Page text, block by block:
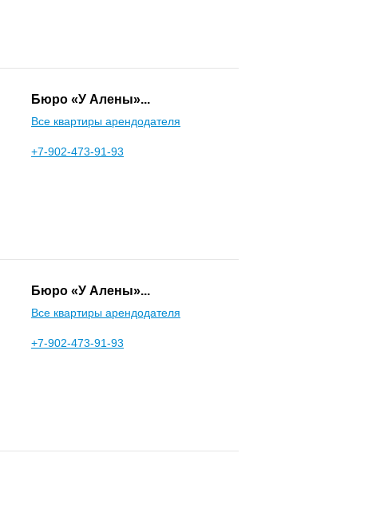
Бюро «У Алены»...
Все квартиры арендодателя
+7-902-473-91-93
Бюро «У Алены»...
Все квартиры арендодателя
+7-902-473-91-93